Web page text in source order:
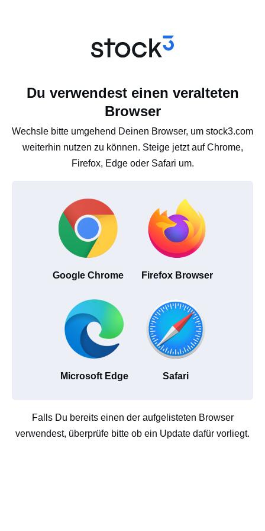
Du verwendest einen veralteten
Browser
Wechsle bitte umgehend Deinen Browser, um stock3.com
weiterhin nutzen zu können. Steige jetzt auf Chrome,
Firefox, Edge oder Safari um.
Google Chrome Firefox Browser
Microsoft Edge Safari
Falls Du bereits einen der aufgelisteten Browser
verwendest, überprüfe bitte ob ein Update dafür vorliegt.